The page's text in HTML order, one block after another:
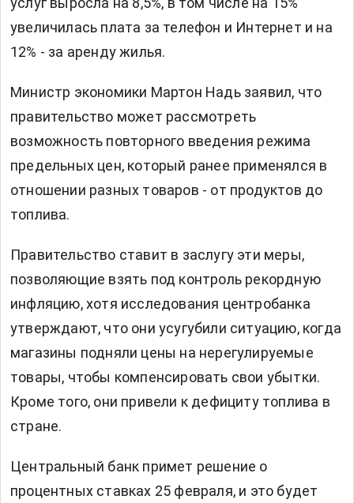
увеличилась плата за телефон и Интернет и на
12% - за аренду жилья.
Министр экономики Мартон Надь заявил, что
правительство может рассмотреть
возможность повторного введения режима
предельных цен, который ранее применялся в
отношении разных товаров - от продуктов до
топлива.
Правительство ставит в заслугу эти меры,
позволяющие взять под контроль рекордную
инфляцию, хотя исследования центробанка
утверждают, что они усугубили ситуацию, когда
магазины подняли цены на нерегулируемые
товары, чтобы компенсировать свои убытки.
Кроме того, они привели к дефициту топлива в
стране.
Центральный банк примет решение о
процентных ставках 25 февраля, и это будет